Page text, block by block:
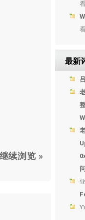
续浏览 »
最新